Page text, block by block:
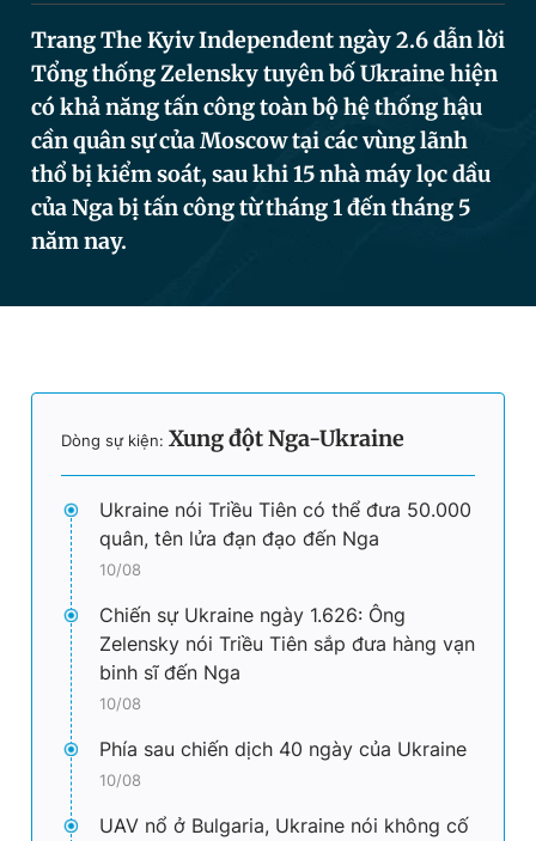
Thông tin tòa soạn Liên hệ quảng cáo
Đọc Thanh Niên trên điện thoại
Hotline Liên hệ quảng cáo
Đặt báo Quảng cáo Tòa soạn
Tổng biên tập: Nguyễn Ngọc Toàn
Phó tổng biên tập thường trực: Hải Thành
Phó tổng biên tập: Lâm Hiếu Dũng
Phó tổng biên tập: Trần Việt Hưng
Tổng thư ký tòa soạn: Đức Trung
Giấy phép xuất bản số 110/GP - BTTTT cấp ngày 24.3.2020
© 2003-2026 Bản quyền thuộc về Báo Thanh Niên. Cấm sao
chép dưới mọi hình thức nếu không có sự chấp thuận bằng văn
bản. Phát triển bởi ePi Technologies, JSC.
Trang The Kyiv Independent ngày 2.6 dẫn lời
Tổng thống Zelensky tuyên bố Ukraine hiện
có khả năng tấn công toàn bộ hệ thống hậu
cần quân sự của Moscow tại các vùng lãnh
thổ bị kiểm soát, sau khi 15 nhà máy lọc dầu
của Nga bị tấn công từ tháng 1 đến tháng 5
năm nay.
Dòng sự kiện: Xung đột Nga-Ukraine
Ukraine nói Triều Tiên có thể đưa 50.000
quân, tên lửa đạn đạo đến Nga
10/08
Chiến sự Ukraine ngày 1.626: Ông
Zelensky nói Triều Tiên sắp đưa hàng vạn
binh sĩ đến Nga
10/08
Phía sau chiến dịch 40 ngày của Ukraine
10/08
UAV nổ ở Bulgaria, Ukraine nói không cố